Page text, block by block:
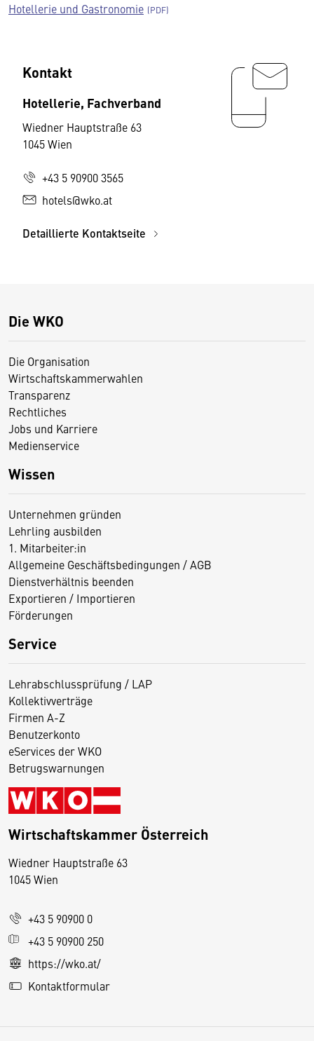
Hotellerie und Gastronomie
Kontakt
Hotellerie, Fachverband
Wiedner Hauptstraße 63
1045 Wien
+43 5 90900 3565
hotels@wko.at
Detaillierte Kontaktseite
Die WKO
Die Organisation
Wirtschaftskammerwahlen
Transparenz
Rechtliches
Jobs und Karriere
Medienservice
Wissen
Unternehmen gründen
Lehrling ausbilden
1. Mitarbeiter:in
Allgemeine Geschäftsbedingungen / AGB
Dienstverhältnis beenden
Exportieren / Importieren
Förderungen
Service
Lehrabschlussprüfung / LAP
Kollektivverträge
Firmen A-Z
Benutzerkonto
eServices der WKO
Betrugswarnungen
Wirtschaftskammer Österreich
Wiedner Hauptstraße 63
1045 Wien
+43 5 90900 0
+43 5 90900 250
https://wko.at/
Kontaktformular
D
s
e
S
e